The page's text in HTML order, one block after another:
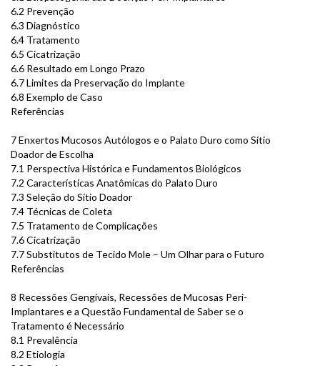
6.2 Prevenção
6.3 Diagnóstico
6.4 Tratamento
6.5 Cicatrização
6.6 Resultado em Longo Prazo
6.7 Limites da Preservação do Implante
6.8 Exemplo de Caso
Referências
7 Enxertos Mucosos Autólogos e o Palato Duro como Sítio
Doador de Escolha
7.1 Perspectiva Histórica e Fundamentos Biológicos
7.2 Características Anatômicas do Palato Duro
7.3 Seleção do Sítio Doador
7.4 Técnicas de Coleta
7.5 Tratamento de Complicações
7.6 Cicatrização
7.7 Substitutos de Tecido Mole – Um Olhar para o Futuro
Referências
8 Recessões Gengivais, Recessões de Mucosas Peri-
Implantares e a Questão Fundamental de Saber se o
Tratamento é Necessário
8.1 Prevalência
8.2 Etiologia